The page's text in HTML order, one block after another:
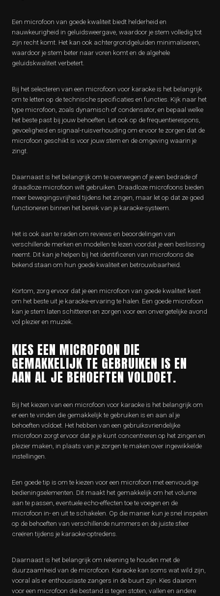
Een microfoon van goede kwaliteit biedt helderheid en
nauwkeurigheid in geluidsweergave, waardoor je stem volledig tot
zijn recht komt. Het kan ook achtergrondgeluiden minimaliseren,
waardoor je stem beter naar voren komt en de algehele
geluidskwaliteit verbetert.
Bij het selecteren van een microfoon voor karaoke is het belangrijk
om te letten op de technische specificaties en functies. Kijk naar het
type microfoon, zoals dynamisch of condensator, en bepaal welke
het beste past bij jouw behoeften. Let ook op de frequentierespons,
gevoeligheid en signaal-ruisverhouding om ervoor te zorgen dat de
microfoon geschikt is voor jouw stem en de omgeving waarin je
zingt.
Daarnaast is het belangrijk om te overwegen of je een bedrade of
draadloze microfoon wilt gebruiken. Draadloze microfoons bieden
meer bewegingsvrijheid tijdens het zingen, maar let op dat ze goed
functioneren binnen het bereik van je karaoke-systeem.
Het is ook aan te raden om reviews en beoordelingen van
verschillende merken en modellen te lezen voordat je een beslissing
neemt. Dit kan je helpen bij het identificeren van microfoons die
bekend staan om hun goede kwaliteit en betrouwbaarheid.
Kortom, zorg ervoor dat je een microfoon van goede kwaliteit kiest
om het beste uit je karaoke-ervaring te halen. Een goede microfoon
kan je stem laten schitteren en zorgen voor een onvergetelijke avond
vol plezier en muziek.
KIES EEN MICROFOON DIE
GEMAKKELIJK TE GEBRUIKEN IS EN
AAN AL JE BEHOEFTEN VOLDOET.
Bij het kiezen van een microfoon voor karaoke is het belangrijk om
er een te vinden die gemakkelijk te gebruiken is en aan al je
behoeften voldoet. Het hebben van een gebruiksvriendelijke
microfoon zorgt ervoor dat je je kunt concentreren op het zingen en
plezier maken, in plaats van je zorgen te maken over ingewikkelde
instellingen.
Een goede tip is om te kiezen voor een microfoon met eenvoudige
bedieningselementen. Dit maakt het gemakkelijk om het volume
aan te passen, eventuele echo-effecten toe te voegen en de
microfoon in- en uit te schakelen. Op die manier kun je snel inspelen
op de behoeften van verschillende nummers en de juiste sfeer
creëren tijdens je karaoke-optredens.
Daarnaast is het belangrijk om rekening te houden met de
duurzaamheid van de microfoon. Karaoke kan soms wat wild zijn,
vooral als er enthousiaste zangers in de buurt zijn. Kies daarom
voor een microfoon die bestand is tegen stoten, vallen en andere